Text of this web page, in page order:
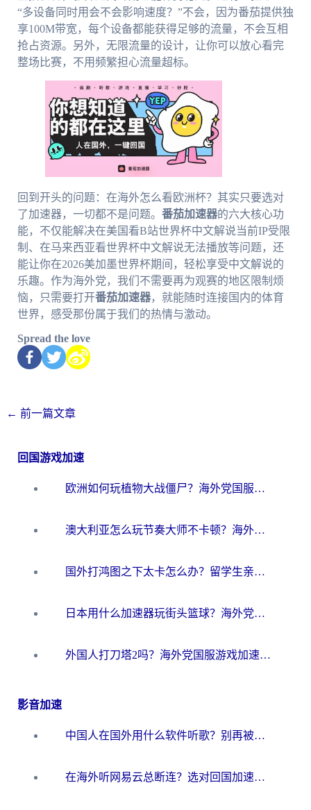
“多设备同时用会不会影响速度？”不会，因为番茄提供独
享100M带宽，每个设备都能获得足够的流量，不会互相
抢占资源。另外，无限流量的设计，让你可以放心看完
整场比赛，不用频繁担心流量超标。
回到开头的问题：在海外怎么看欧洲杯？其实只要选对
了加速器，一切都不是问题。 番茄加速器的六大核心功
能，不仅能解决在美国看B站世界杯中文解说当前IP受限
制、在马来西亚看世界杯中文解说无法播放等问题，还
能让你在2026美加墨世界杯期间，轻松享受中文解说的
乐趣。作为海外党，我们不需要再为观赛的地区限制烦
恼，只需要打开番茄加速器，就能随时连接国内的体育
世界，感受那份属于我们的热情与激动。
Spread the love
← 前一篇文章
回国游戏加速
欧洲如何玩植物大战僵尸？海外党国服游戏加速避坑指南（附实测对比）
澳大利亚怎么玩节奏大师不卡顿？海外党国服游戏加速终极指南
国外打鸿图之下太卡怎么办？留学生亲测有效的国服游戏加速方案
日本用什么加速器玩街头篮球？海外党国服游戏不卡顿的终极攻略
外国人打刀塔2吗？海外党国服游戏加速避坑全攻略
影音加速
中国人在国外用什么软件听歌？别再被地域限制卡脖子，这篇教你轻松解锁国内音乐库
在海外听网易云总断连？选对回国加速器，告别地区限制和卡顿